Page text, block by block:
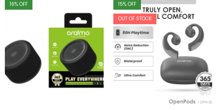
16% OFF 15% OFF
OUT OF STOCK